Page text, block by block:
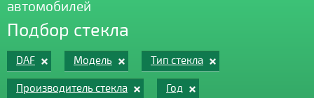
автомобилей
Подбор стекла
DAF Модель Тип стекла
Производитель стекла Год